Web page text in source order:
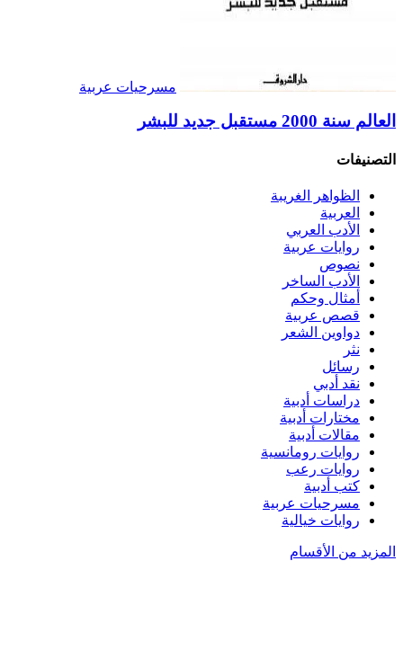
مسرحيات عربية
العالم سنة 2000 مستقبل جديد للبشر
التصنيفات
الظواهر الغريبة‏
العربية
الأدب العربي
روايات عربية
نصوص
الأدب الساخر
أمثال وحكم
قصص عربية
دواوين الشعر
نثر
رسائل
نقد أدبي
دراسات أدبية
مختارات أدبية
مقالات أدبية
روايات رومانسية
روايات رعب
كتب أدبية
مسرحيات عربية
روايات خيالية
المزيد من الأقسام